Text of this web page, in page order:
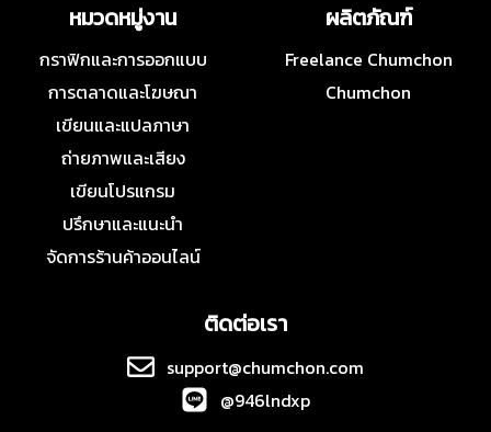
หมวดหมู่งาน
กราฟิกและการออกแบบ
การตลาดและโฆษณา
เขียนและแปลภาษา
ถ่ายภาพและเสียง
เขียนโปรแกรม
ปรึกษาและแนะนำ
จัดการร้านค้าออนไลน์
ผลิตภัณฑ์
Freelance Chumchon
Chumchon
ติดต่อเรา
support@chumchon.com
@946lndxp